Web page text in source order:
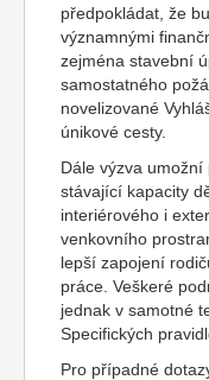
předpokládat, že
významnými
zejména stavební
samostatného
novelizované
únikové cesty.
Dále výzva
stávající kapacity
interiérového i
venkovního
lepší zapojení
práce. Veškeré
jednak v samotné
Specifických
Pro případné